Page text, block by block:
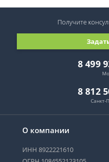
О компании
ИНН 8922221610
8 499
8 812
Санкт-
Получите